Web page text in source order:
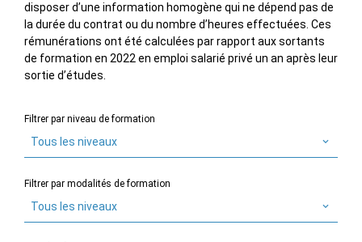
disposer d’une information homogène qui ne dépend pas de
la durée du contrat ou du nombre d’heures effectuées. Ces
rémunérations ont été calculées par rapport aux sortants
de formation en 2022 en emploi salarié privé un an après leur
sortie d’études.
Filtrer par niveau de formation
Tous les niveaux
Filtrer par modalités de formation
Tous les niveaux